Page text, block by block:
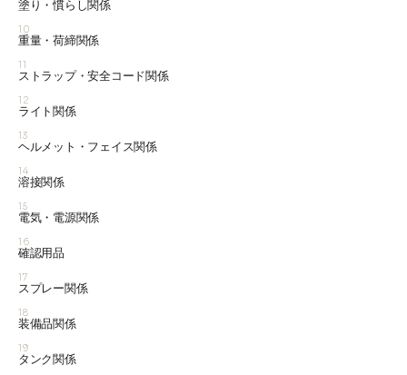
塗り・慣らし関係
10
重量・荷締関係
11
ストラップ・安全コード関係
12
ライト関係
13
ヘルメット・フェイス関係
14
溶接関係
15
電気・電源関係
16
確認用品
17
スプレー関係
18
装備品関係
19
タンク関係